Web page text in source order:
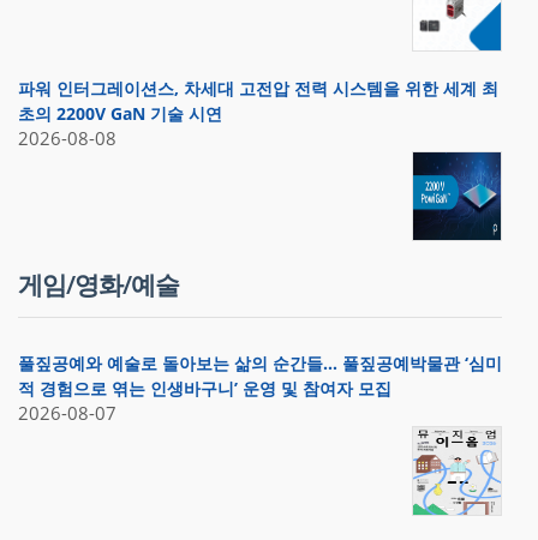
파워 인터그레이션스, 차세대 고전압 전력 시스템을 위한 세계 최
초의 2200V GaN 기술 시연
2026-08-08
게임/영화/예술
풀짚공예와 예술로 돌아보는 삶의 순간들… 풀짚공예박물관 ‘심미
적 경험으로 엮는 인생바구니’ 운영 및 참여자 모집
2026-08-07